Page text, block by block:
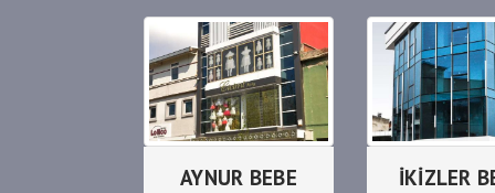
AYNUR BEBE İKİZLER